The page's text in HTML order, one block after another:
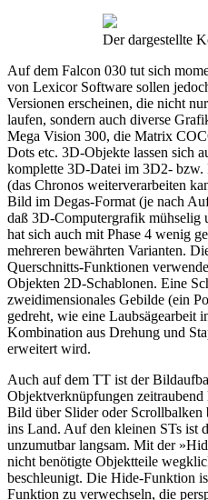
Der dargestellte
Auf dem Falcon 030 tut sich
von Lexicor Software sollen
Versionen erscheinen, die nicht
laufen, sondern auch diverse
Mega Vision 300, die Matrix
Dots etc. 3D-Objekte lassen sich
komplette 3D-Datei im 3D2-
(das Chronos weiterverarbeiten
Bild im Degas-Format (je nach
daß 3D-Computergrafik mühselig
hat sich auch mit Phase 4 wenig
mehreren bewährten Varianten.
Querschnitts-Funktionen
Objekten 2D-Schablonen. Eine
zweidimensionales Gebilde (ein
gedreht, wie eine Laubsägearbeit
Kombination aus Drehung und
erweitert wird.
Auch auf dem TT ist der
Objektverknüpfungen zeitraubend
Bild über Slider oder
ins Land. Auf den kleinen STs ist
unzumutbar langsam. Mit der
nicht benötigte Objektteile
beschleunigt. Die Hide-Funktion
Funktion zu verwechseln, die